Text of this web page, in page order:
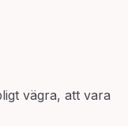
vägra, att vara